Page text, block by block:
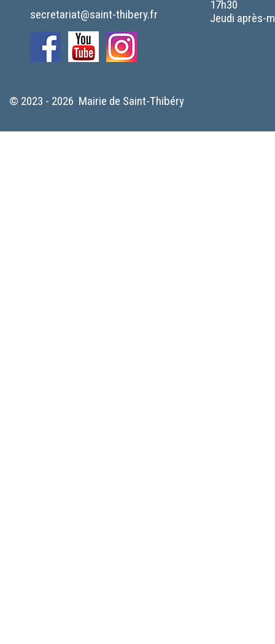
secretariat@saint-thibery.fr
17h30
Jeudi après-
© 2023 - 2026 Mairie de Saint-Thibéry